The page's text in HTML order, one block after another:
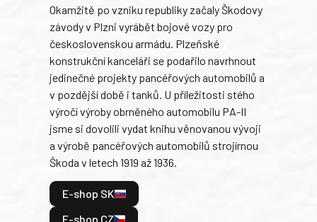
Okamžitě po vzniku republiky začaly Škodovy
závody v Plzni vyrábět bojové vozy pro
československou armádu. Plzeňské
konstrukční kanceláři se podařilo navrhnout
jedinečné projekty pancéřových automobilů a
v pozdější době i tanků. U příležitosti stého
výročí výroby obrněného automobilu PA-II
jsme si dovolili vydat knihu věnovanou vývoji
a výrobě pancéřových automobilů strojírnou
Škoda v letech 1919 až 1936.
E-shop SK
E-shop CZ